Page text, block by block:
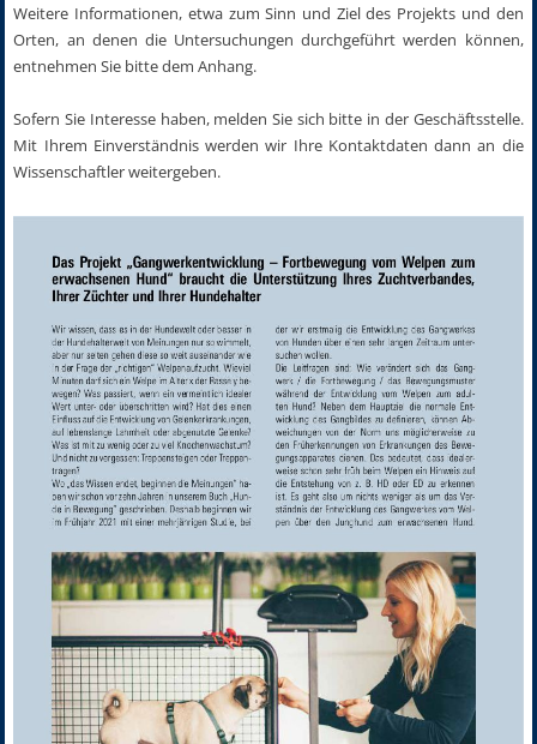
Weitere Informationen, etwa zum Sinn und Ziel des Projekts und den
Orten, an denen die Untersuchungen durchgeführt werden können,
entnehmen Sie bitte dem Anhang.
Sofern Sie Interesse haben, melden Sie sich bitte in der Geschäftsstelle.
Mit Ihrem Einverständnis werden wir Ihre Kontaktdaten dann an die
Wissenschaftler weitergeben.